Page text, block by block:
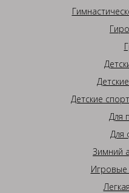
Детские
Для
Для
Зимний
Игровые